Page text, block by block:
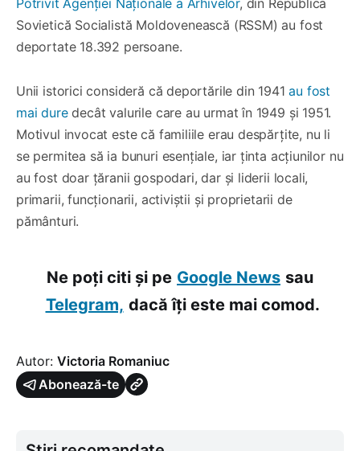
Sovietică Socialistă Moldovenească (RSSM) au fost
deportate 18.392 persoane.
Unii istorici consideră că deportările din 1941au fost
mai duredecât valurile care au urmat în 1949 și 1951.
Motivul invocat este că familiile erau despărțite, nu li
se permitea să ia bunuri esențiale, iar ținta acțiunilor nu
au fost doar țăranii gospodari, dar și liderii locali,
primarii, funcționarii, activiștii și proprietarii de
pământuri.
Ne poți citi și pe Google News sau
Telegram, dacă îți este mai comod.
Autor: Victoria Romaniuc
Abonează-te